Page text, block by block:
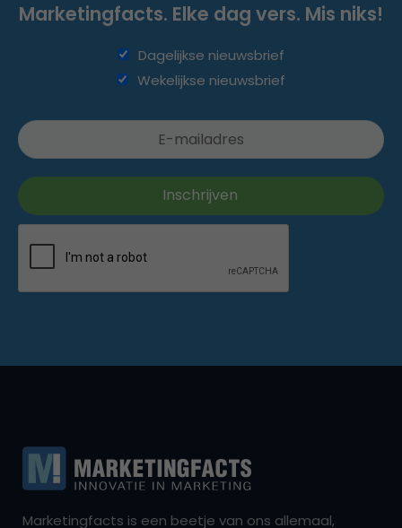
Marketingfacts. Elke dag vers. Mis niks!
Dagelijkse nieuwsbrief
Wekelijkse nieuwsbrief
Marketingfacts is een beetje van ons allemaal,